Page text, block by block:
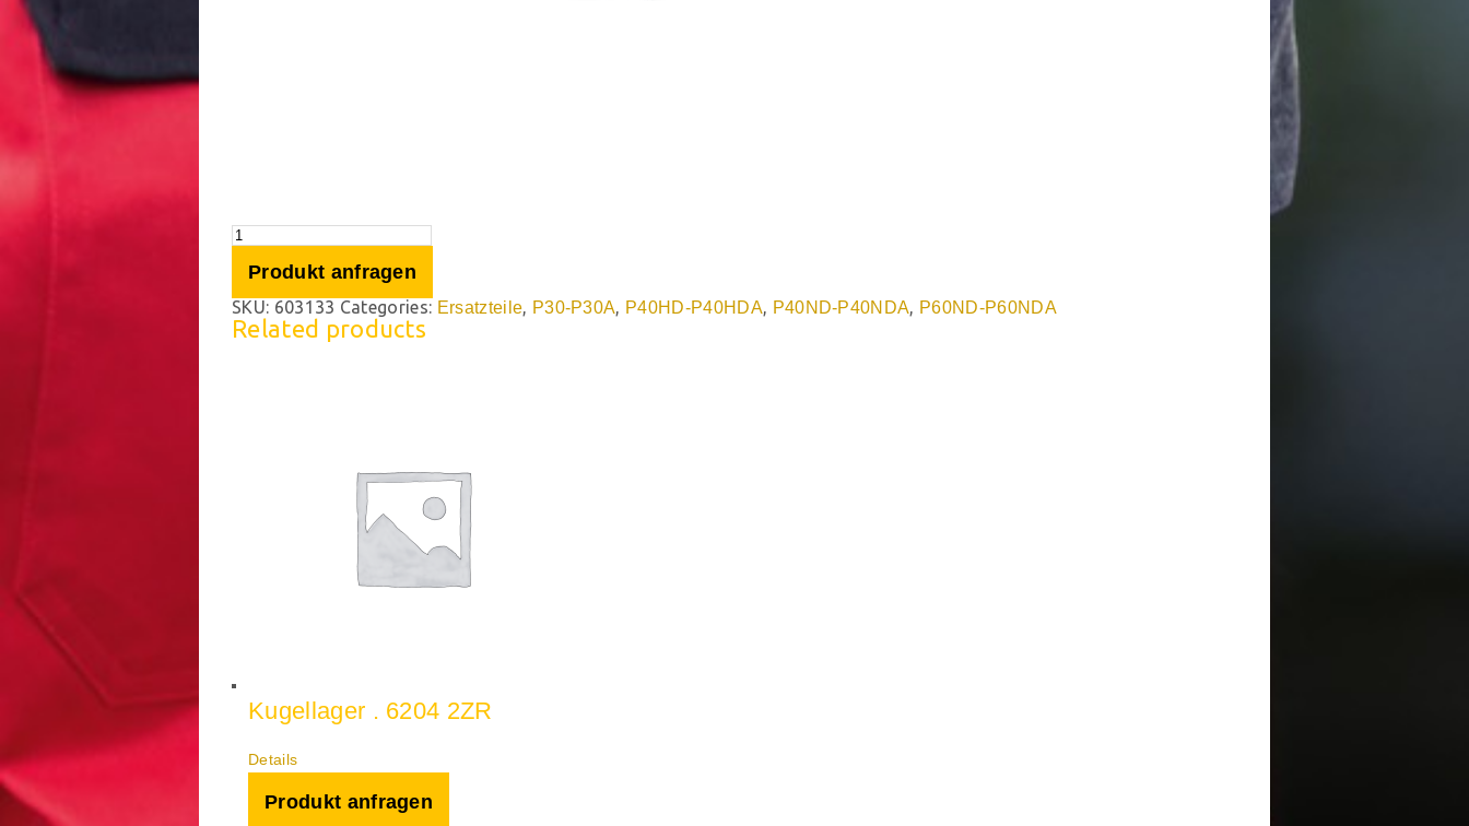
Produkt anfragen
SKU: 603133 Categories: Ersatzteile, P30-P30A, P40HD-P40HDA, P40ND-P40NDA, P60ND-P60NDA
Related products
Kugellager . 6204 2ZR
Details
Produkt anfragen